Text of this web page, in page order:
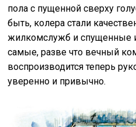
пола с пущенной сверху
быть, колера стали
жилкомслужб и спущенные
самые, разве что вечный
воспроизводится теперь
уверенно и привычно.